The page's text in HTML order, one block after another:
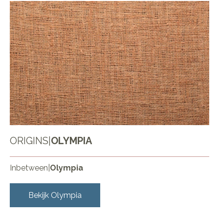
ORIGINS OLYMPIA
Inbetween Olympia
Bekijk Olympia